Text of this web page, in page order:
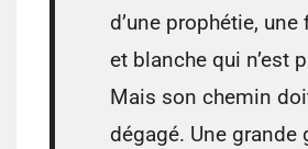
d’une prophétie,
et blanche qui n’est
Mais son chemin
dégagé. Une grande